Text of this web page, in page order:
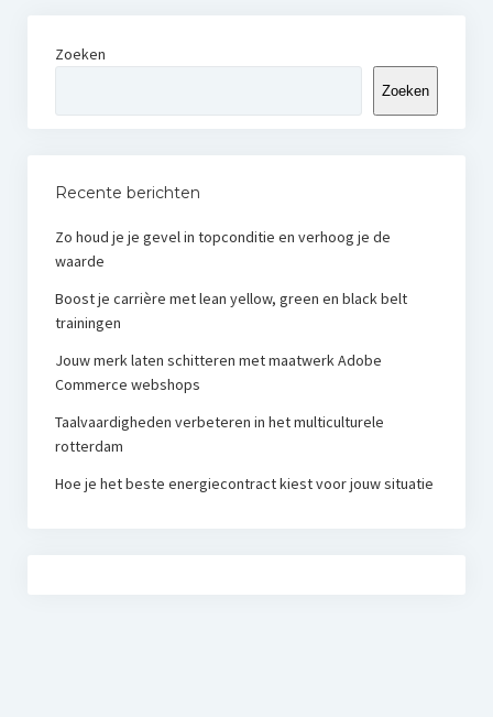
Zoeken
Zoeken
Recente berichten
Zo houd je je gevel in topconditie en verhoog je de
waarde
Boost je carrière met lean yellow, green en black belt
trainingen
Jouw merk laten schitteren met maatwerk Adobe
Commerce webshops
Taalvaardigheden verbeteren in het multiculturele
rotterdam
Hoe je het beste energiecontract kiest voor jouw situatie